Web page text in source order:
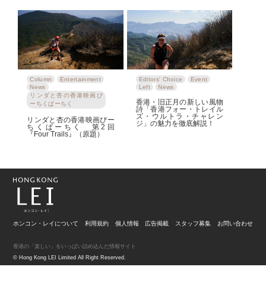
Column
Entertainment
News
リンダと杏の香港映画ぴ
ーちくぱーちく
リンダと杏の香港映画ぴー
ちくぱーちく 第2回
『Four Trails』（原題）
Editors' Choice
Event
Left
News
香港・旧正月の新しい風物
詩「香港フォー・トレイル
ズ・ウルトラ・チャレン
ジ」の魅力を徹底解説！
ホンコン・レイについて 利用規約 個人情報 広告掲載 スタッフ募集 お問い合わせ
© Hong Kong LEI Limited All Right Reserved.
香港の「楽しい」をいっぱい詰め込んだ情報サイト